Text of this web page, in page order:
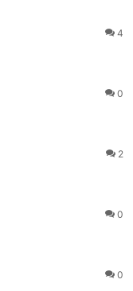
4
0
2
0
0